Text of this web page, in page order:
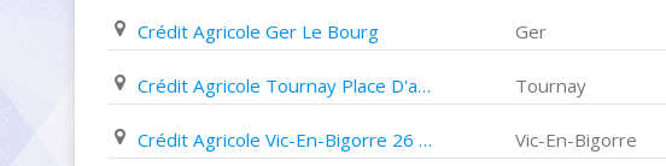
Crédit Agricole Ger Le Bourg Ger
Crédit Agricole Tournay Place D'astarac Tournay
Crédit Agricole Vic-En-Bigorre 26 Boulevard D'alsace Vic-En-Bigorre